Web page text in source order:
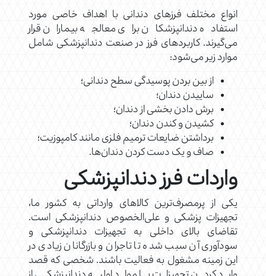
انواع مختلف فرزهای دندانی با اهداف خاصی مورد
استفاده دندانپزشکان برای معالجه بیماران قرار
می‌گیرند. کاربردهای فرز در صنعت دندانپزشکی شامل
موارد زیر می‌شود:
از بین بردن پوسیدگی سطح دندانی؛
ساییدن دندان؛
برش دادن بخشی از دندان؛
کشیدن و کندن دندان؛
برداشتن ضایعات ترمیم فلزی مانند کامپوزیت؛
صاف و یک دست کردن دندان‌ها.
واردات فرز دندانپزشکی
یکی از پرمصرف‌ترین کالاهای وارداتی به کشور ما،
تجهیزات پزشکی و علی‌الخصوص دندانپزشکی است.
تقاضای بالای داخلی به تجهیزات دندانپزشکی و
سودآوری آن سبب شده تا تاجران و بازرگانان زیادی در
این زمینه مشغول به فعالیت باشند. شخصی که قصد